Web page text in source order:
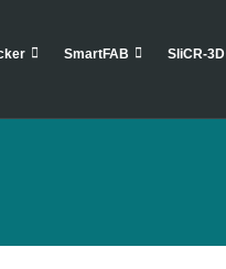
SmartFAB SliCR-3D